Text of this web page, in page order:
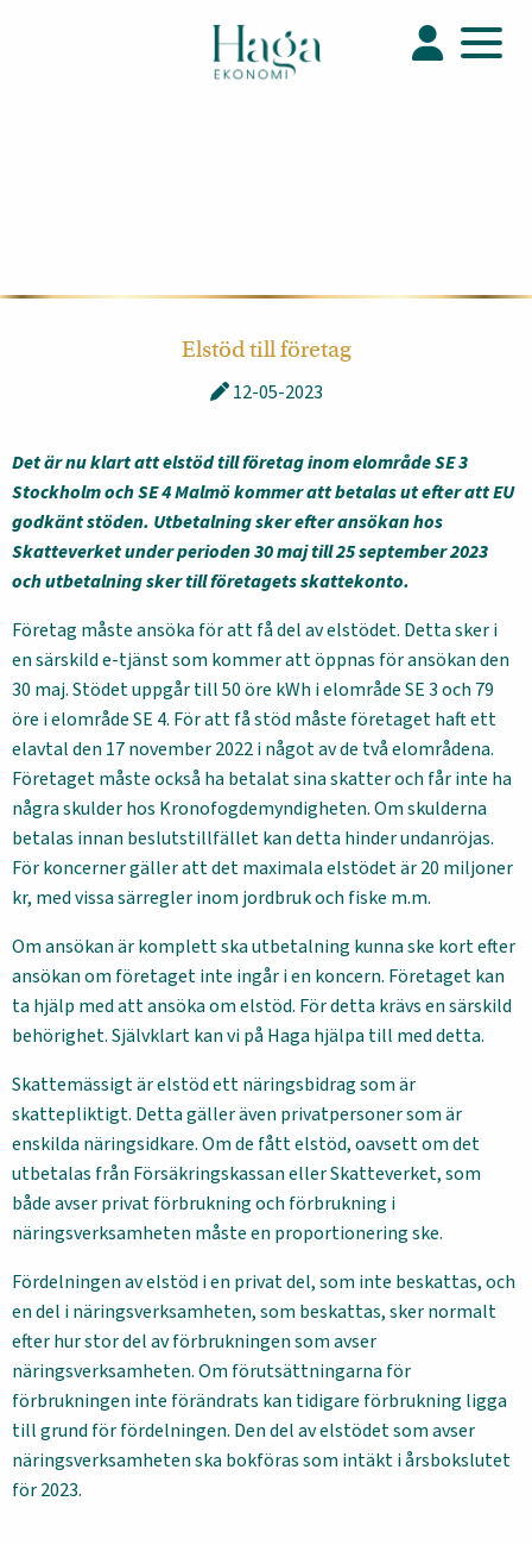
Elstöd till företag
12-05-2023
Det är nu klart att elstöd till företag inom elområde SE 3
Stockholm och SE 4 Malmö kommer att betalas ut efter att EU
godkänt stöden. Utbetalning sker efter ansökan hos
Skatteverket under perioden 30 maj till 25 september 2023
och utbetalning sker till företagets skattekonto.
Företag måste ansöka för att få del av elstödet. Detta sker i
en särskild e-tjänst som kommer att öppnas för ansökan den
30 maj. Stödet uppgår till 50 öre kWh i elområde SE 3 och 79
öre i elområde SE 4. För att få stöd måste företaget haft ett
elavtal den 17 november 2022 i något av de två elområdena.
Företaget måste också ha betalat sina skatter och får inte ha
några skulder hos Kronofogdemyndigheten. Om skulderna
betalas innan beslutstillfället kan detta hinder undanröjas.
För koncerner gäller att det maximala elstödet är 20 miljoner
kr, med vissa särregler inom jordbruk och fiske m.m.
Om ansökan är komplett ska utbetalning kunna ske kort efter
ansökan om företaget inte ingår i en koncern. Företaget kan
ta hjälp med att ansöka om elstöd. För detta krävs en särskild
behörighet. Självklart kan vi på Haga hjälpa till med detta.
Skattemässigt är elstöd ett näringsbidrag som är
skattepliktigt. Detta gäller även privatpersoner som är
enskilda näringsidkare. Om de fått elstöd, oavsett om det
utbetalas från Försäkringskassan eller Skatteverket, som
både avser privat förbrukning och förbrukning i
näringsverksamheten måste en proportionering ske.
Fördelningen av elstöd i en privat del, som inte beskattas, och
en del i näringsverksamheten, som beskattas, sker normalt
efter hur stor del av förbrukningen som avser
näringsverksamheten. Om förutsättningarna för
förbrukningen inte förändrats kan tidigare förbrukning ligga
till grund för fördelningen. Den del av elstödet som avser
näringsverksamheten ska bokföras som intäkt i årsbokslutet
för 2023.